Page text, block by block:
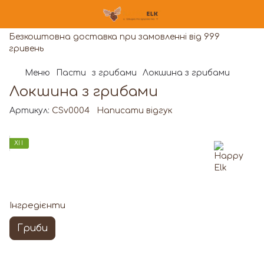
Безкоштовна доставка при замовленні від 999
гривень
Меню Пасти з грибами Локшина з грибами
Локшина з грибами
Артикул: CSv0004 Написати відгук
ХІТ
Інгредієнти
Гриби